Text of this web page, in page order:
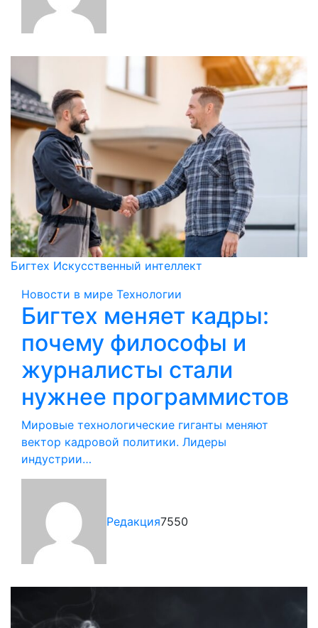
Бигтех Искусственный интеллект
Новости в мире Технологии
Бигтех меняет кадры:
почему философы и
журналисты стали
нужнее программистов
Мировые технологические гиганты меняют
вектор кадровой политики. Лидеры
индустрии…
Редакция7550